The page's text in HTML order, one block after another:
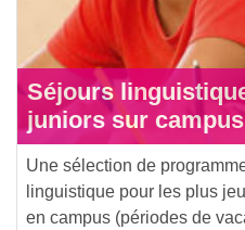
Séjours
juniors sur campus
Une sélection de
linguistique pour les plus
en campus (périodes de